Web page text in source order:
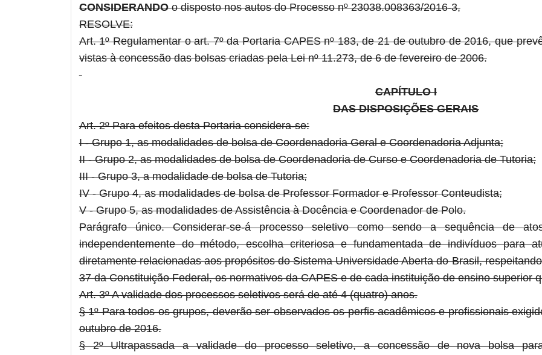
CONSIDERANDOo disposto nos autos do Processo nº 23038.008363/2016-3,
RESOLVE:
Art. 1º Regulamentar o art. 7º da Portaria CAPES nº 183, de 21 de outubro de 2016, que
vistas à concessão das bolsas criadas pela Lei nº 11.273, de 6 de fevereiro de 2006.
CAPÍTULO I
DAS DISPOSIÇÕES GERAIS
Art. 2º Para efeitos desta Portaria considera-se:
I - Grupo 1, as modalidades de bolsa de Coordenadoria Geral e Coordenadoria Adjunta;
II - Grupo 2, as modalidades de bolsa de Coordenadoria de Curso e Coordenadoria de Tutoria;
III - Grupo 3, a modalidade de bolsa de Tutoria;
IV - Grupo 4, as modalidades de bolsa de Professor Formador e Professor Conteudista;
V - Grupo 5, as modalidades de Assistência à Docência e Coordenador de Polo.
Parágrafo único. Considerar-se-á processo seletivo como sendo a sequência de
independentemente do método, escolha criteriosa e fundamentada de indivíduos para
diretamente relacionadas aos propósitos do Sistema Universidade Aberta do Brasil,
37 da Constituição Federal, os normativos da CAPES e de cada instituição de ensino superior
Art. 3º A validade dos processos seletivos será de até 4 (quatro) anos.
§ 1º Para todos os grupos, deverão ser observados os perfis acadêmicos e profissionais
outubro de 2016.
§ 2º Ultrapassada a validade do processo seletivo, a concessão de nova bolsa